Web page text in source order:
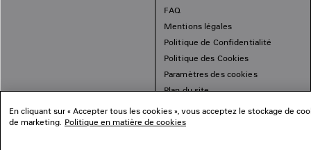
FAQ
Mentions légales
Politique de Confidentialité
Politique des Cookies
Paramètres des cookies
Plan du site
En cliquant sur « Accepter tous les cookies », vous acceptez le stockage de
de marketing. Politique en matière de cookies